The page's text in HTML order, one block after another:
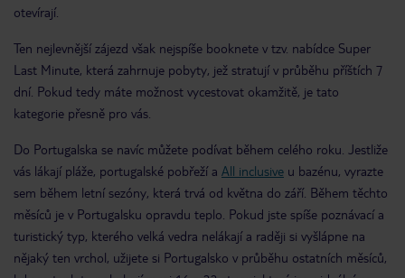
otevírají.
Ten nejlevnější zájezd však nejspíše booknete v tzv. nabídce Super
Last Minute, která zahrnuje pobyty, jež stratují v průběhu příštích 7
dní. Pokud tedy máte možnost vycestovat okamžitě, je tato
kategorie přesně pro vás.
Do Portugalska se navíc můžete podívat během celého roku. Jestliže
vás lákají pláže, portugalské pobřeží a All inclusive u bazénu, vyrazte
sem během letní sezóny, která trvá od května do září. Během těchto
měsíců je v Portugalsku opravdu teplo. Pokud jste spíše poznávací a
turistický typ, kterého velká vedra nelákají a raději si vyšlápne na
nějaký ten vrchol, užijete si Portugalsko v průběhu ostatních měsíců,